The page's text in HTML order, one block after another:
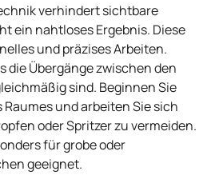
verhindert sichtbare
ein nahtloses Ergebnis. Diese
und präzises Arbeiten.
die Übergänge zwischen den
sind. Beginnen Sie
Raumes und arbeiten Sie sich
oder Spritzer zu vermeiden.
für grobe oder
geeignet.